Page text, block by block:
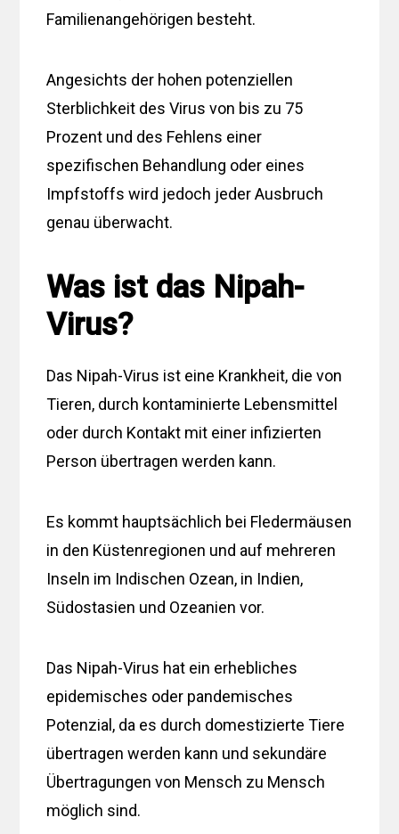
Familienangehörigen besteht.
Angesichts der hohen potenziellen
Sterblichkeit des Virus von bis zu 75
Prozent und des Fehlens einer
spezifischen Behandlung oder eines
Impfstoffs wird jedoch jeder Ausbruch
genau überwacht.
Was ist das Nipah-
Virus?
Das Nipah-Virus ist eine Krankheit, die von
Tieren, durch kontaminierte Lebensmittel
oder durch Kontakt mit einer infizierten
Person übertragen werden kann.
Es kommt hauptsächlich bei Fledermäusen
in den Küstenregionen und auf mehreren
Inseln im Indischen Ozean, in Indien,
Südostasien und Ozeanien vor.
Das Nipah-Virus hat ein erhebliches
epidemisches oder pandemisches
Potenzial, da es durch domestizierte Tiere
übertragen werden kann und sekundäre
Übertragungen von Mensch zu Mensch
möglich sind.